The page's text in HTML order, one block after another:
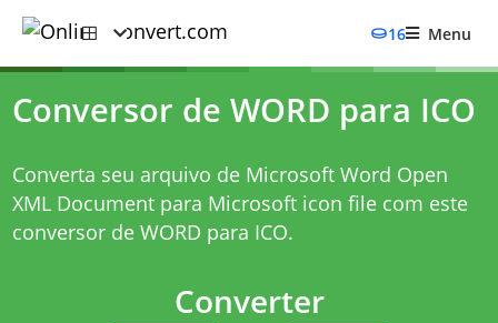
16 Menu
Conversor de WORD para ICO
Converta seu arquivo de Microsoft Word Open
XML Document para Microsoft icon file com este
conversor de WORD para ICO.
Converter